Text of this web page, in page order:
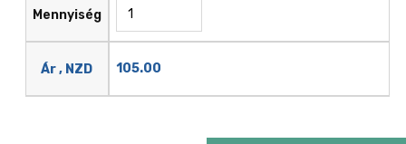
Mennyiség
Ár , NZD 105.00